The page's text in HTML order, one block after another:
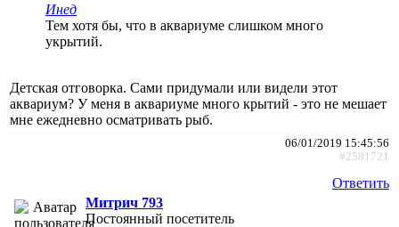
Инед
Тем хотя бы, что в аквариуме слишком много
укрытий.
Детская отговорка. Сами придумали или видели этот
аквариум? У меня в аквариуме много крытий - это не мешает
мне ежедневно осматривать рыб.
06/01/2019 15:45:56
#2581721
Ответить
Митрич 793
Постоянный посетитель